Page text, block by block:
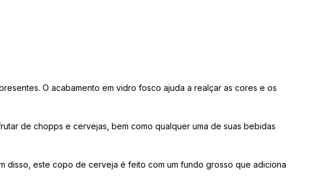
O acabamento em vidro fosco ajuda a realçar as cores e os
de chopps e cervejas, bem como qualquer uma de suas bebidas
disso, este copo de cerveja é feito com um fundo grosso que adiciona